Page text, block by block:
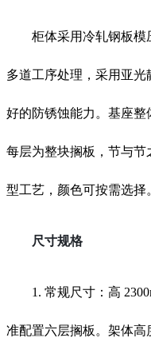
柜体采用冷轧钢板模
多道工序处理，采用亚
好的防锈蚀能力。基座整
每层为整块搁板，节与
型工艺，颜色可按需选择
尺寸规格
1. 常规尺寸：高
准配置六层搁板。架体高